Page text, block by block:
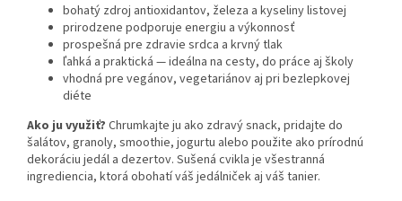
bohatý zdroj antioxidantov, železa a kyseliny listovej
prirodzene podporuje energiu a výkonnosť
prospešná pre zdravie srdca a krvný tlak
ľahká a praktická — ideálna na cesty, do práce aj školy
vhodná pre vegánov, vegetariánov aj pri bezlepkovej
diéte
Ako ju využiť? Chrumkajte ju ako zdravý snack, pridajte do
šalátov, granoly, smoothie, jogurtu alebo použite ako prírodnú
dekoráciu jedál a dezertov. Sušená cvikla je všestranná
ingrediencia, ktorá obohatí váš jedálniček aj váš tanier.